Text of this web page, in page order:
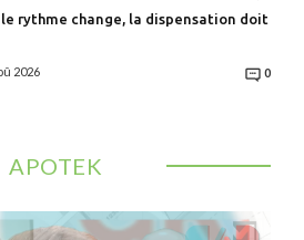
le rythme change, la dispensation doit
2026 0
APOTEK